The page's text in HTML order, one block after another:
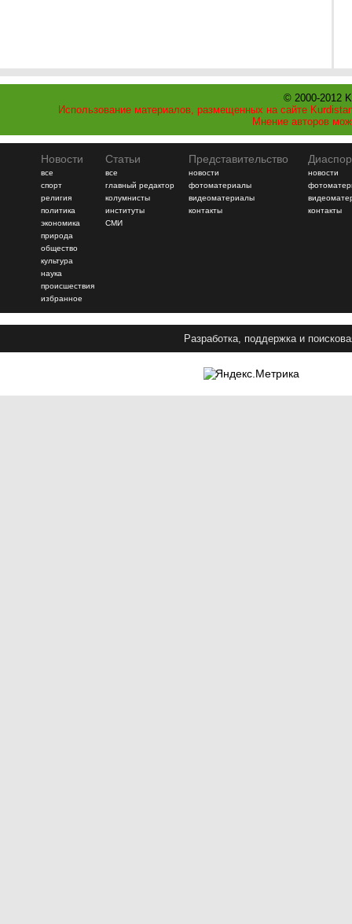
© 2000-2012
Использование материалов, размещенных на сайте
Мнение авторов
Новости
все
спорт
религия
политика
экономика
природа
общество
культура
наука
происшествия
избранное
Статьи
все
главный редактор
колумнисты
институты
СМИ
Представительство
новости
фотоматериалы
видеоматериалы
контакты
новости
контакты
Разработка, поддержка и